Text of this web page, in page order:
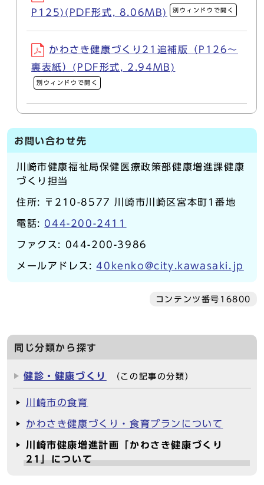
P125)(PDF形式, 8.06MB)
別ウィンドウで開く
かわさき健康づくり21追補版（P126～
裏表紙）(PDF形式, 2.94MB)
別ウィンドウで開く
お問い合わせ先
川崎市健康福祉局保健医療政策部健康増進課健康
づくり担当
住所: 〒210-8577 川崎市川崎区宮本町1番地
電話: 044-200-2411
ファクス: 044-200-3986
メールアドレス:40kenko@city.kawasaki.jp
コンテンツ番号16800
同じ分類から探す
健診・健康づくり （この記事の分類）
川崎市の食育
かわさき健康づくり・食育プランについて
川崎市健康増進計画「かわさき健康づくり
21」について